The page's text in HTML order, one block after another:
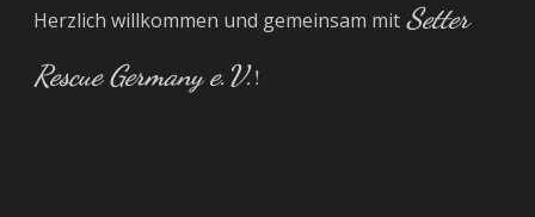
Herzlich willkommen und gemeinsam mit Setter
Rescue Germany e.V.!